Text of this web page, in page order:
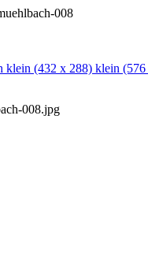
008
klein (432 x 288) klein